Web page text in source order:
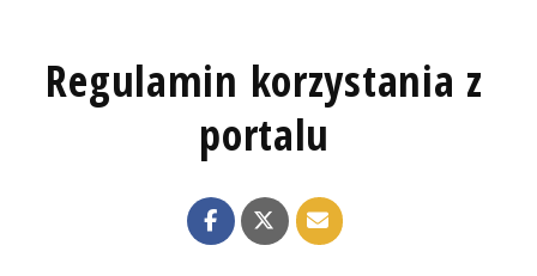
Regulamin korzystania z
portalu